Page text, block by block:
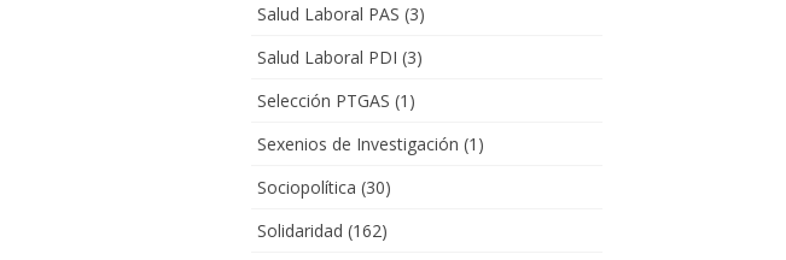
Salud Laboral PAS (3)
Salud Laboral PDI (3)
Selección PTGAS (1)
Sexenios de Investigación (1)
Sociopolítica (30)
Solidaridad (162)